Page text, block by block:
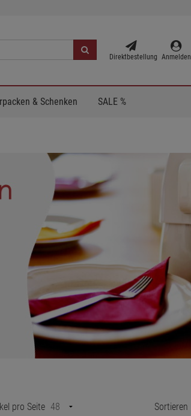
Direktbestellung Anmelden
& Schenken SALE %
pro Seite Sortieren